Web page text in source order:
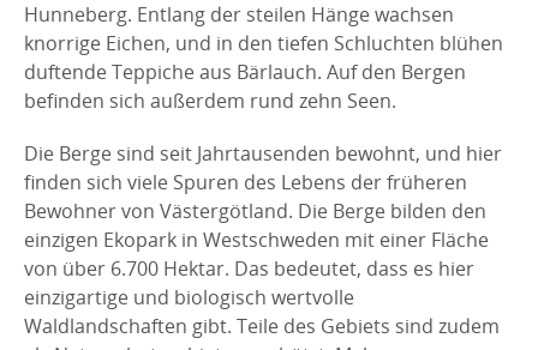
Hunneberg. Entlang der steilen Hänge wachsen
knorrige Eichen, und in den tiefen Schluchten blühen
duftende Teppiche aus Bärlauch. Auf den Bergen
befinden sich außerdem rund zehn Seen.
Die Berge sind seit Jahrtausenden bewohnt, und hier
finden sich viele Spuren des Lebens der früheren
Bewohner von Västergötland. Die Berge bilden den
einzigen Ekopark in Westschweden mit einer Fläche
von über 6.700 Hektar. Das bedeutet, dass es hier
einzigartige und biologisch wertvolle
Waldlandschaften gibt. Teile des Gebiets sind zudem